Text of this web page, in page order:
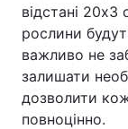
відстані 20х3
рослини
важливо не
залишати
дозволити
повноцінно.